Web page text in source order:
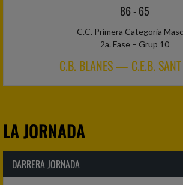
86-65
C.C. Primera Categoria
2a. Fase – Grup 10
C.B. BLANES — C.E.B.
LA JORNADA
DARRERA JORNADA